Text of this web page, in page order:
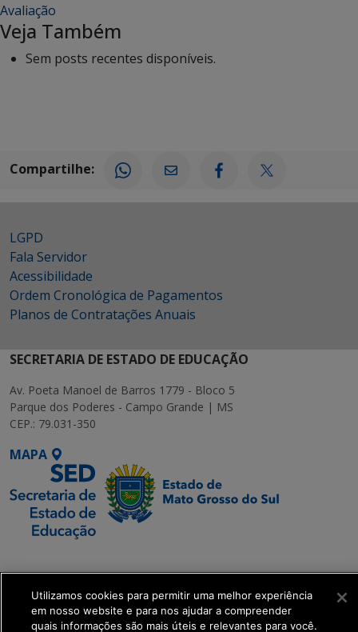
Avaliação
Veja Também
Sem posts recentes disponíveis.
Compartilhe:
LGPD
Fala Servidor
Acessibilidade
Ordem Cronológica de Pagamentos
Planos de Contratações Anuais
SECRETARIA DE ESTADO DE EDUCAÇÃO
Av. Poeta Manoel de Barros 1779 - Bloco 5
Parque dos Poderes - Campo Grande | MS
CEP.: 79.031-350
MAPA
Executiva de
Transformação Digital
Utilizamos cookies para permitir uma melhor experiência
em nosso website e para nos ajudar a compreender
quais informações são mais úteis e relevantes para você.